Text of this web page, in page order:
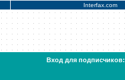
Interfax.com
Вход для подписчиков: